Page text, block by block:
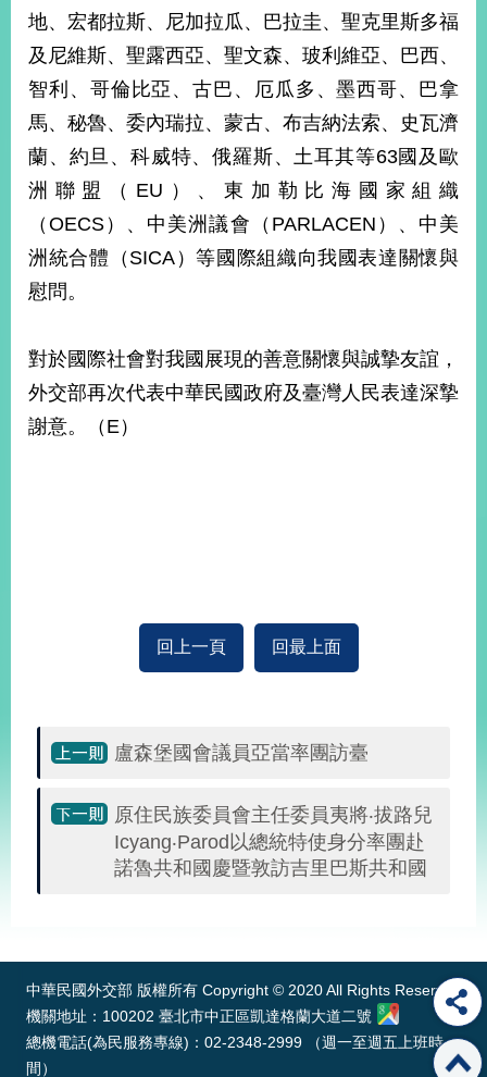
頁
站
導
覽
關
於
本
部
新
聞
中
心
外
交
國
家
與
相
關
網
站
地、宏都拉斯、尼加拉瓜、巴拉圭、聖克里斯多福
及尼維斯、聖露西亞、聖文森、玻利維亞、巴西、
智利、哥倫比亞、古巴、厄瓜多、墨西哥、巴拿
馬、秘魯、委內瑞拉、蒙古、布吉納法索、史瓦濟
蘭、約旦、科威特、俄羅斯、土耳其等63國及歐
洲聯盟（EU）、東加勒比海國家組織
（OECS）、中美洲議會（PARLACEN）、中美
洲統合體（SICA）等國際組織向我國表達關懷與
慰問。
對於國際社會對我國展現的善意關懷與誠摯友誼，
外交部再次代表中華民國政府及臺灣人民表達深摯
謝意。（E）
回上一頁 回最上面
盧森堡國會議員亞當率團訪臺
原住民族委員會主任委員夷將‧拔路兒
Icyang‧Parod以總統特使身分率團赴
諾魯共和國慶暨敦訪吉里巴斯共和國
中華民國外交部 版權所有 Copyright © 2020 All Rights Reserved
機關地址：100202 臺北市中正區凱達格蘭大道二號
總機電話(為民服務專線)：02-2348-2999 （週一至週五上班時
間）